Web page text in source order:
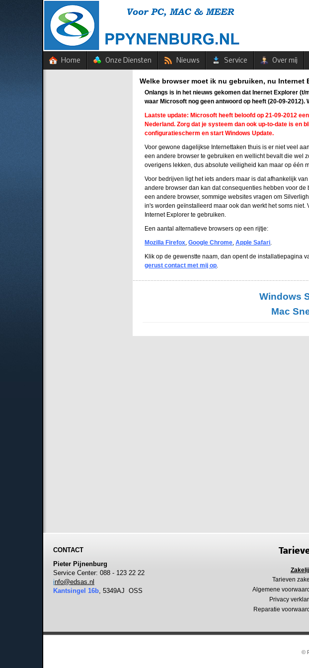
Home Onze Diensten Nieuws Service Over mij
Welke browser moet ik nu gebruiken, nu
Onlangs is in het nieuws gekomen dat Inernet Explorer
waar Microsoft nog geen antwoord op heeft (20-09-2012).
Laatste update: Microsoft heeft beloofd op 21-09-2012
Nederland. Zorg dat je systeem dan ook up-to-date is en
configuratiescherm en start Windows Update.
Voor gewone dagelijkse Internettaken thuis is er niet veel
een andere browser te gebruiken en wellicht bevalt die wel
overigens lekken, dus absolute veiligheid kan maar op één
Voor bedrijven ligt het iets anders maar is dat afhankelijk
andere browser dan kan dat consequenties hebben voor
een andere browser, sommige websites vragen om
in's worden geïnstalleerd maar ook dan werkt het soms
Internet Explorer te gebruiken.
Een aantal alternatieve browsers op een rijtje:
Mozilla Firefox,Google Chrome,Apple Safari.
Klik op de gewenstte naam, dan opent de installatiepagina
gerust contact met mij op.
Windows
Mac
CONTACT
Pieter Pijnenburg
Service Center: 088 - 123 22 22
info@edsas.nl
Kantsingel 16b , 5349AJ OSS
Tarieven
Algemene
Privacy
Reparatie
©